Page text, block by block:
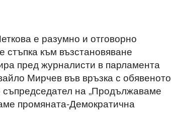
е разумно и отговорно
стъпка към възстановяване
пред журналисти в парламента
Мирчев във връзка с обявеното
съпредседател на „Продължаваме
промяната-Демократична